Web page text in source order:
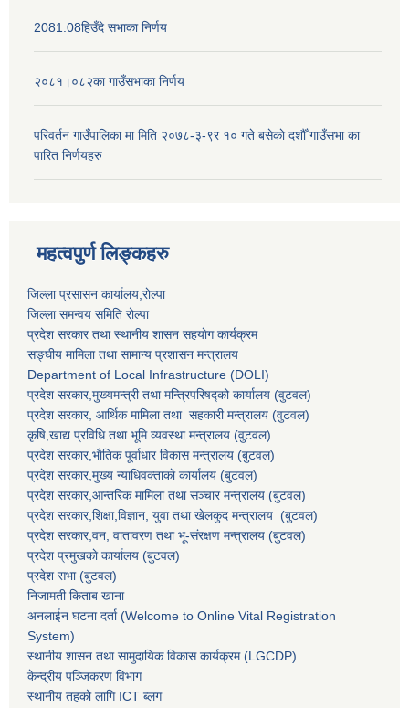
2081.08हिउँदे सभाका निर्णय
२०८१।०८२का गाउँसभाका निर्णय
परिवर्तन गाउँपालिका मा मिति २०७८-३-९र १० गते बसेकाे दशौँ गाउँसभा का
पारित निर्णयहरु
महत्वपुर्ण लिङ्कहरु
जिल्ला प्रसासन कार्यालय,राेल्पा
जिल्ला समन्वय समिति रोल्पा
प्रदेश सरकार तथा स्थानीय शासन सहयाेग कार्यक्रम
सङ्‍घीय मामिला तथा सामान्य प्रशासन मन्त्रालय
Department of Local Infrastructure (DOLI)
प्रदेश सरकार,मुख्यमन्त्री तथा मन्त्रिपरिषद्को कार्यालय (वुटवल)
प्रदेश सरकार, आर्थिक मामिला तथा सहकारी मन्त्रालय (वुटवल)
कृषि,खाद्य प्रविधि तथा भूमि व्यवस्था मन्त्रालय (वुटवल)
प्रदेश सरकार,भाैतिक पूर्वाधार विकास मन्त्रालय (बुटवल)
प्रदेश सरकार,मुख्य न्याधिवक्ताकाे कार्यालय (बुटवल)
प्रदेश सरकार,आन्तरिक मामिला तथा सञ्चार मन्त्रालय (बुटवल)
प्रदेश सरकार,शिक्षा,विज्ञान, युवा तथा खेलकुद मन्त्रालय (बुटवल)
प्रदेश सरकार,वन, वातावरण तथा भू-संरक्षण मन्त्रालय (बुटवल)
प्रदेश प्रमुखकाे कार्यालय (बुटवल)
प्रदेश सभा (बुटवल)
निजामती किताब खाना
अनलाईन घटना दर्ता (Welcome to Online Vital Registration
System)
स्थानीय शासन तथा सामुदायिक विकास कार्यक्रम (LGCDP)
केन्द्रीय पञ्जिकरण विभाग
स्थानीय तहको लागि ICT ब्लग